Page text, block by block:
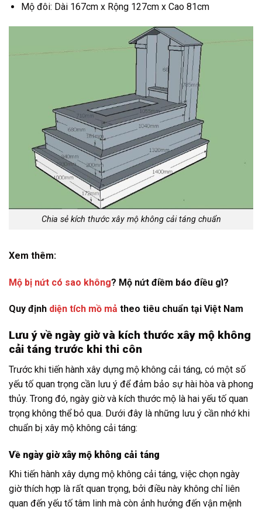
Mộ đôi: Dài 167cm x Rộng 127cm x Cao 81cm
Chia sẻ kích thước xây mộ không cải táng chuẩn
Xem thêm:
Mộ bị nứt có sao không? Mộ nứt điềm báo điều gì?
Quy định diện tích mồ mả theo tiêu chuẩn tại Việt Nam
Lưu ý về ngày giờ và kích thước xây mộ không
cải táng trước khi thi côn
Trước khi tiến hành xây dựng mộ không cải táng, có một số
yếu tố quan trọng cần lưu ý để đảm bảo sự hài hòa và phong
thủy. Trong đó, ngày giờ và kích thước mộ là hai yếu tố quan
trọng không thể bỏ qua. Dưới đây là những lưu ý cần nhớ khi
chuẩn bị xây mộ không cải táng:
Về ngày giờ xây mộ không cải táng
Khi tiến hành xây dựng mộ không cải táng, việc chọn ngày
giờ thích hợp là rất quan trọng, bởi điều này không chỉ liên
quan đến yếu tố tâm linh mà còn ảnh hưởng đến vận mệnh